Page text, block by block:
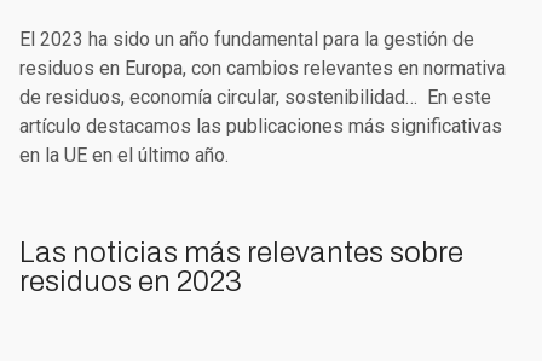
El 2023 ha sido un año fundamental para la gestión de
residuos en Europa, con cambios relevantes en normativa
de residuos, economía circular, sostenibilidad… En este
artículo destacamos las publicaciones más significativas
en la UE en el último año.
Las noticias más relevantes sobre
residuos en 2023